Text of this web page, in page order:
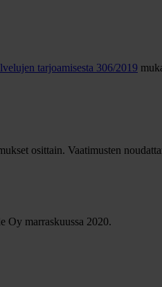
tarjoamisesta 306/2019
osittain. Vaatimusten
Oy marraskuussa 2020.